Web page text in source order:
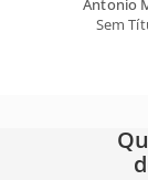
Antonio
Sem